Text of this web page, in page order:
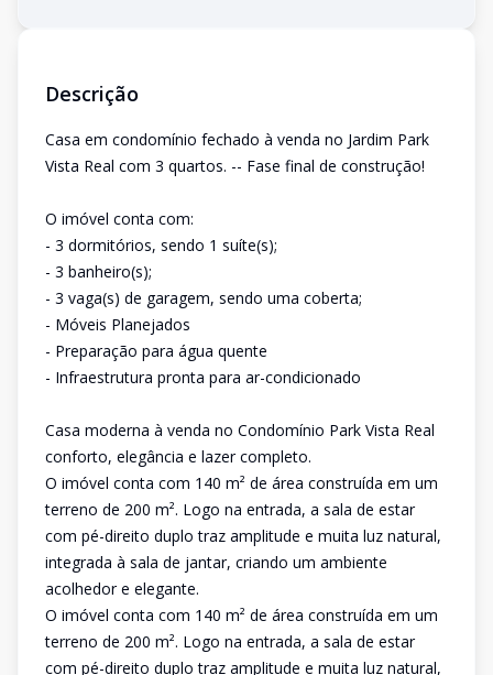
Descrição
Casa em condomínio fechado à venda no Jardim Park
Vista Real com 3 quartos. -- Fase final de construção!
O imóvel conta com:
- 3 dormitórios, sendo 1 suíte(s);
- 3 banheiro(s);
- 3 vaga(s) de garagem, sendo uma coberta;
- Móveis Planejados
- Preparação para água quente
- Infraestrutura pronta para ar-condicionado
Casa moderna à venda no Condomínio Park Vista Real
conforto, elegância e lazer completo.
O imóvel conta com 140 m² de área construída em um
terreno de 200 m². Logo na entrada, a sala de estar
com pé-direito duplo traz amplitude e muita luz natural,
integrada à sala de jantar, criando um ambiente
acolhedor e elegante.
O imóvel conta com 140 m² de área construída em um
terreno de 200 m². Logo na entrada, a sala de estar
com pé-direito duplo traz amplitude e muita luz natural,